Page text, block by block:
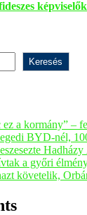
Keresés
a kormány” –
BYD-nél,
a győri
követelik,